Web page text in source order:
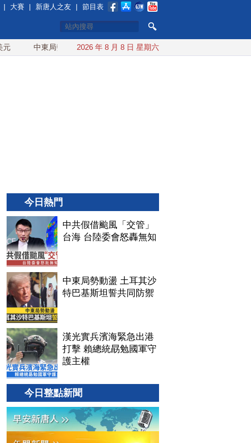
| 大賽 | 新唐人之友 | 節目表
中東局勢動盪 土耳其沙特巴基斯坦誓共同防禦
2026 年 8 月 8 日 星期六
今日熱門
中共假借颱風「交管」
台海 台陸委會怒轟無知
中東局勢動盪 土耳其沙
特巴基斯坦誓共同防禦
漢光實兵濱海緊急出港
打擊 賴總統勗勉國軍守
護主權
今日整點新聞